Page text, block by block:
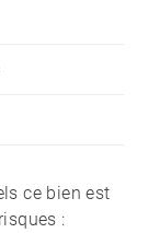
ce bien est
: